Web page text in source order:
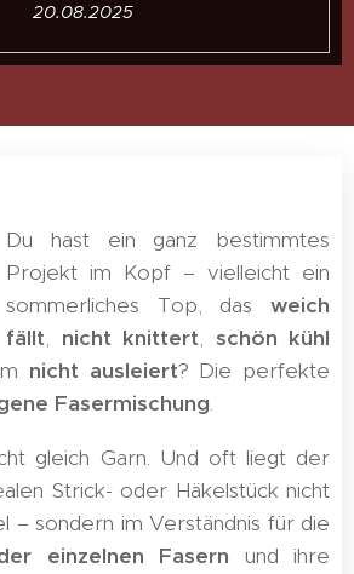
20.08.2025
Du hast ein ganz bestimmtes
Projekt im Kopf – vielleicht ein
sommerliches Top, das weich
fällt, nicht knittert, schön kühl
nicht ausleiert? Die perfekte
Fasermischung.
gleich Garn. Und oft liegt der
Strick- oder Häkelstück nicht
– sondern im Verständnis für die
einzelnen Fasern und ihre